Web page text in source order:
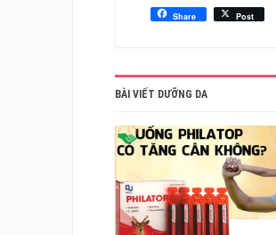
Share Post
BÀI VIẾT DƯỠNG DA